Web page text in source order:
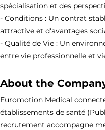
spécialisation et des
- Conditions : Un contrat
attractive et d'avantages
- Qualité de Vie : Un
entre vie professionnelle et
About the
Euromotion Medical
établissements de santé
recrutement accompagne